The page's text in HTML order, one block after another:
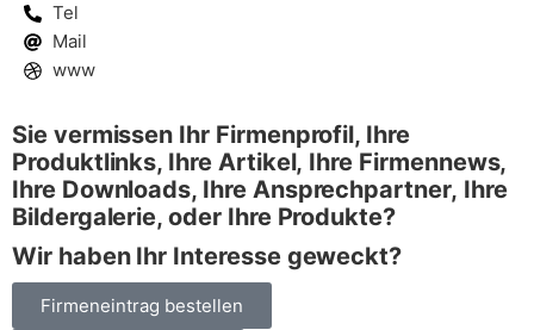
Tel
Mail
www
Sie vermissen Ihr Firmenprofil, Ihre
Produktlinks, Ihre Artikel, Ihre Firmennews,
Ihre Downloads, Ihre Ansprechpartner, Ihre
Bildergalerie, oder Ihre Produkte?
Wir haben Ihr Interesse geweckt?
Firmeneintrag bestellen